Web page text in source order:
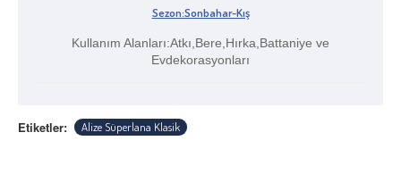
Sezon:Sonbahar-Kış
Kullanım Alanları:Atkı,Bere,Hırka,Battaniye ve
Evdekorasyonları
Etiketler: Alize Süperlana Klasik